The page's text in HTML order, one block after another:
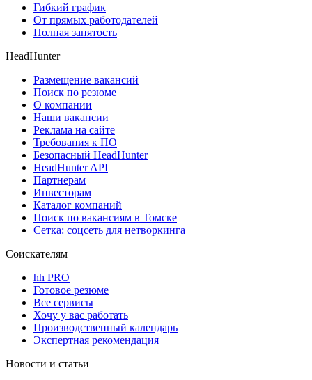
Гибкий график
От прямых работодателей
Полная занятость
HeadHunter
Размещение вакансий
Поиск по резюме
О компании
Наши вакансии
Реклама на сайте
Требования к ПО
Безопасный HeadHunter
HeadHunter API
Партнерам
Инвесторам
Каталог компаний
Поиск по вакансиям в Томске
Сетка: соцсеть для нетворкинга
Соискателям
hh PRO
Готовое резюме
Все сервисы
Хочу у вас работать
Производственный календарь
Экспертная рекомендация
Новости и статьи